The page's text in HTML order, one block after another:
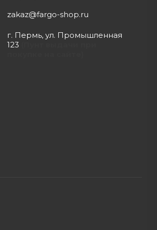
zakaz@fargo-shop.ru
г. Пермь, ул. Промышленная
123